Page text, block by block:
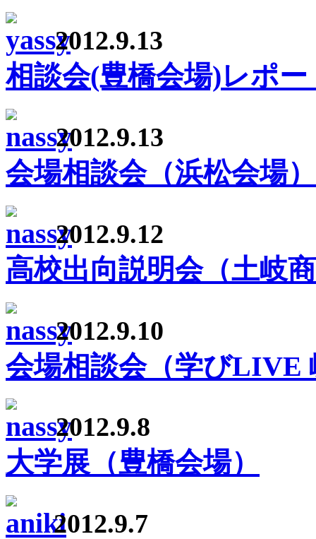
2012.9.13
相談会(豊橋会場)レポー
2012.9.13
会場相談会（浜松会場）
2012.9.12
高校出向説明会（土岐
2012.9.10
会場相談会（学びLIVE
2012.9.8
大学展（豊橋会場）
2012.9.7